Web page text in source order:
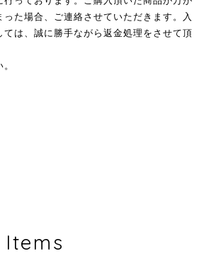
た場合、ご連絡させていただきます。入
ては、誠に勝手ながら返金処理をさせて頂